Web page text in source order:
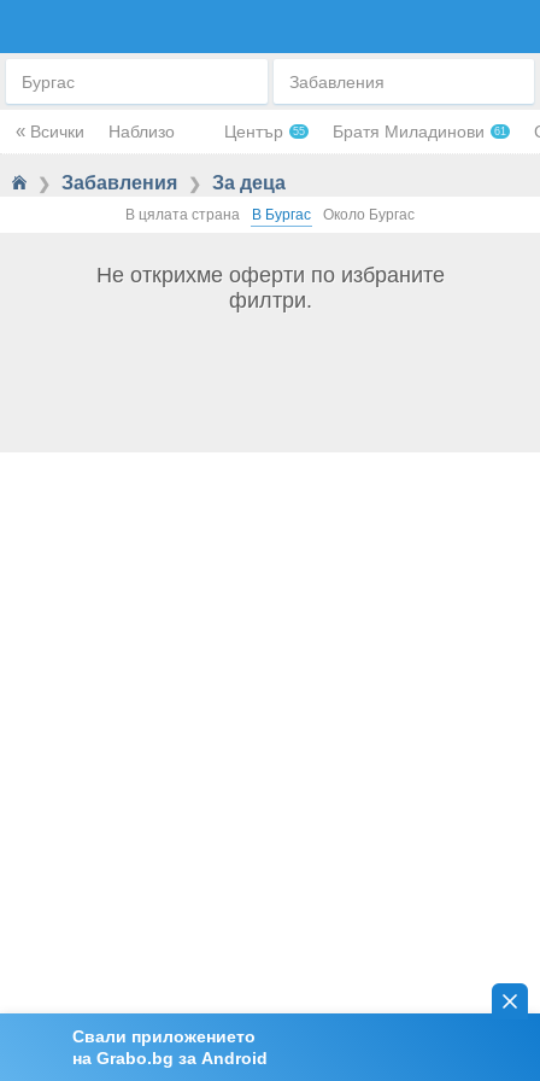
Бургас Забавления
« Всички Наблизо Център 55 Братя Миладинови 61
❯ Забавления ❯ За деца
В цялата страна В Бургас Около Бургас
Свали приложението
на Grabo.bg за Android
Не открихме оферти по избраните
филтри.